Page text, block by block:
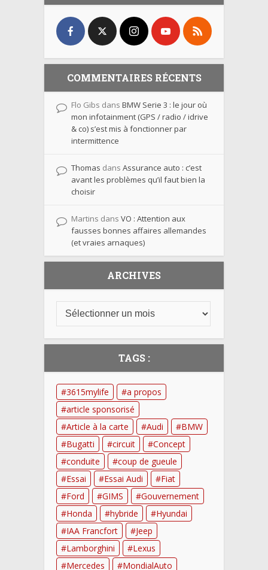
COMMENTAIRES RÉCENTS
Flo Gibs dans BMW Serie 3 : le jour où
mon infotainment (GPS / radio / idrive
& co) s’est mis à fonctionner par
intermittence
Thomas dans Assurance auto : c’est
avant les problèmes qu’il faut bien la
choisir
Martins dans VO : Attention aux
fausses bonnes affaires allemandes
(et vraies arnaques)
ARCHIVES
TAGS :
3615mylife
a propos
article sponsorisé
Article à la carte
Audi
BMW
Bugatti
circuit
Concept
conduite
coup de gueule
Essai
Essai Audi
Fiat
Ford
GIMS
Gouvernement
Honda
hybride
Hyundai
IAA Francfort
Jeep
Lamborghini
Lexus
Mercedes
MondialAuto